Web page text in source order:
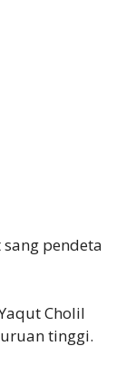
pendeta
Cholil
tinggi.